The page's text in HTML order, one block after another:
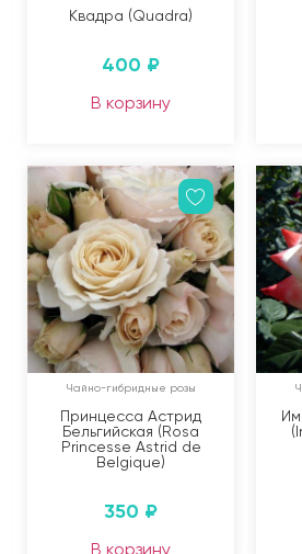
Квадра (Quadra)
400 ₽
В корзину
Чайно-гибридные розы
Принцесса Астрид
Бельгийская (Rosa
Princesse Astrid de
Belgique)
350 ₽
В корзину